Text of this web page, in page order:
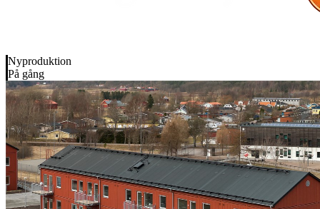
Nyproduktion
På gång